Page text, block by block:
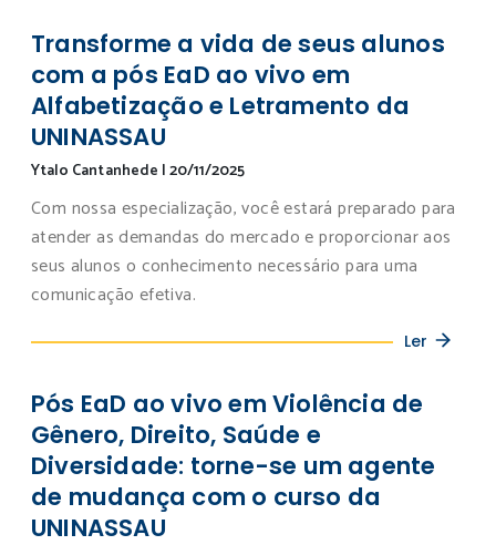
Transforme a vida de seus alunos
com a pós EaD ao vivo em
Alfabetização e Letramento da
UNINASSAU
Ytalo Cantanhede |20/11/2025
Com nossa especialização, você estará preparado para
atender as demandas do mercado e proporcionar aos
seus alunos o conhecimento necessário para uma
comunicação efetiva.
Ler
Pós EaD ao vivo em Violência de
Gênero, Direito, Saúde e
Diversidade: torne-se um agente
de mudança com o curso da
UNINASSAU